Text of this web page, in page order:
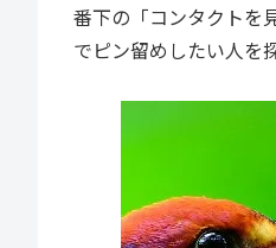
番下の「コンタクトを
でピン留めしたい人を